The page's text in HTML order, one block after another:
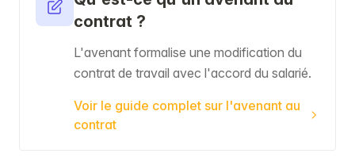
contrat ?
L'avenant formalise une modification du
contrat de travail avec l'accord du salarié.
Voir le guide complet sur l'avenant au
contrat